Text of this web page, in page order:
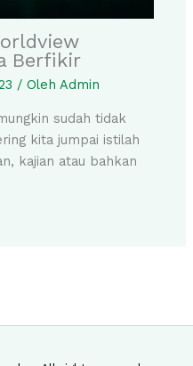
Berfikir
/ OlehAdmin
sudah tidak
kita jumpai istilah
kajian atau bahkan